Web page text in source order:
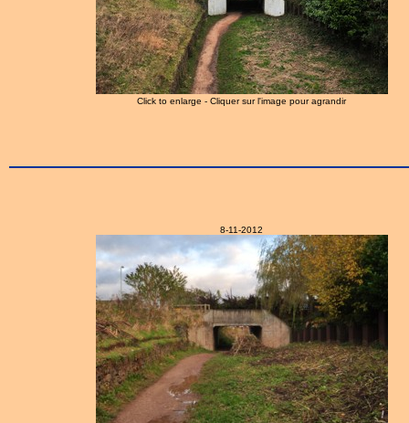
Click to enlarge - Cliquer sur l'image pour agrandir
8-11-2012